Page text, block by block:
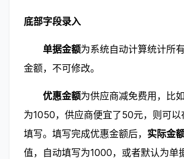
底部字段录入
单据金额为系统自动计算统计所
金额，不可修改。
优惠金额为供应商减免费用，比
为1050，供应商便宜了50元，则可以
填写。填写完成优惠金额后， 实际金
值，自动填写为1000，或者默认为单